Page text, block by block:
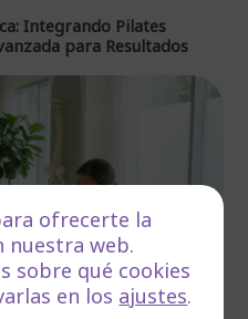
Integrando Pilates
para Resultados
ofrecerte la
nuestra web.
sobre qué cookies
en los ajustes.